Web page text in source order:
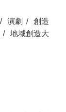
演劇
創造
地域創造大